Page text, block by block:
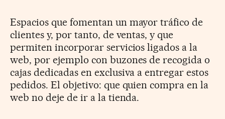
Espacios que fomentan un mayor tráfico de
clientes y, por tanto, de ventas, y que
permiten incorporar servicios ligados a la
web, por ejemplo con buzones de recogida o
cajas dedicadas en exclusiva a entregar estos
pedidos. El objetivo: que quien compra en la
web no deje de ir a la tienda.